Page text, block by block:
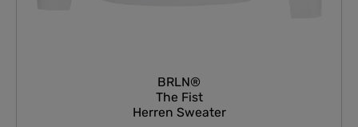
BRLN®
The Fist
Herren Sweater